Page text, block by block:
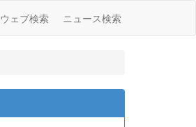
ウェブ検索 ニュース検索